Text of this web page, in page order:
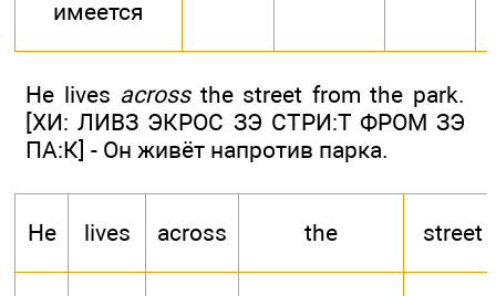
имеется
He lives acrossthe street from the park.
[ХИ: ЛИВЗ ЭКРОС ЗЭ СТРИ:Т ФРОМ ЗЭ
ПА:К] - Он живёт напротив парка.
He lives across the street